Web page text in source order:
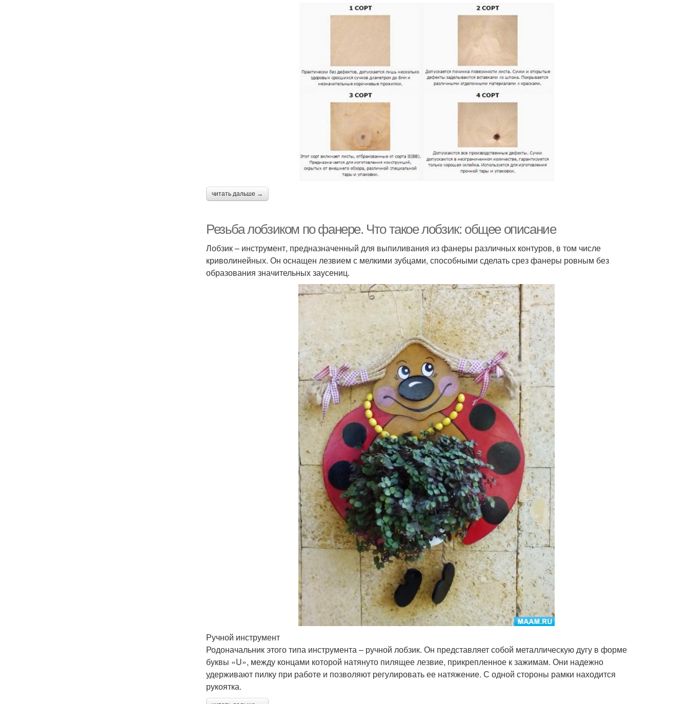
читать дальше →
Резьба лобзиком по фанере. Что такое лобзик: общее описание
Лобзик – инструмент, предназначенный для выпиливания из фанеры различных контуров, в том числе
криволинейных. Он оснащен лезвием с мелкими зубцами, способными сделать срез фанеры ровным без
образования значительных заусениц.
Ручной инструмент
Родоначальник этого типа инструмента – ручной лобзик. Он представляет собой металлическую дугу в форме
буквы «U», между концами которой натянуто пилящее лезвие, прикрепленное к зажимам. Они надежно
удерживают пилку при работе и позволяют регулировать ее натяжение. С одной стороны рамки находится
рукоятка.